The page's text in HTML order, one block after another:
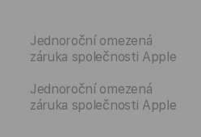
Jednoroční omezená
záruka společnosti Apple
Jednoroční omezená
záruka společnosti Apple